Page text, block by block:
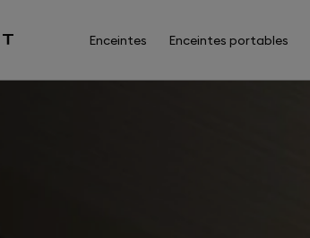
Enceintes Enceintes portables